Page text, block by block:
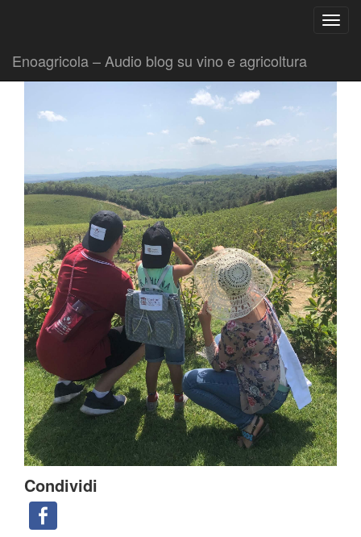
Enoagricola – Audio blog su vino e agricoltura
Condividi